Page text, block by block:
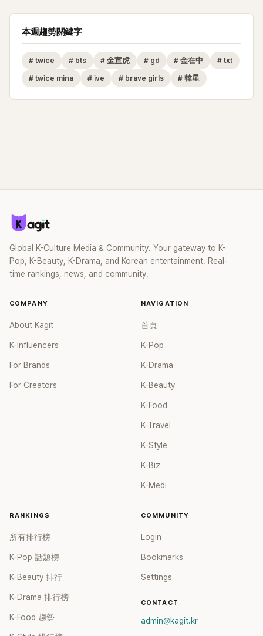
本週趨勢關鍵字
# twice # bts # 金宣虎 # gd # 金在中 # txt
# twice mina # ive # brave girls # 韓星
Global K-Culture Media & Community. Your gateway to K-
Pop, K-Beauty, K-Drama, and Korean entertainment. Real-
time rankings, news, and community.
COMPANY
About Kagit
K-Influencers
For Brands
For Creators
NAVIGATION
首頁
K-Pop
K-Drama
K-Beauty
K-Food
K-Travel
K-Style
K-Biz
K-Medi
RANKINGS
所有排行榜
K-Pop 話題榜
K-Beauty 排行
K-Drama 排行榜
K-Food 趨勢
COMMUNITY
Login
Bookmarks
Settings
CONTACT
admin@kagit.kr